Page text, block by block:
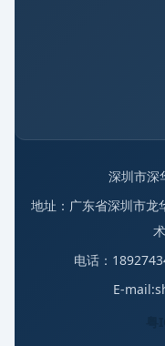
深圳市深
地址：广东省深圳市龙
电话：
E-